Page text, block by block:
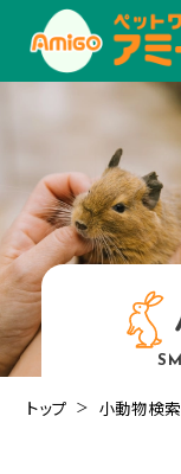
トップ 小動物検索